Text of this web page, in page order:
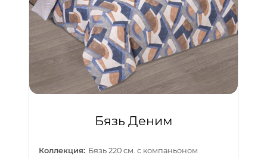
Бязь Деним
Коллекция: Бязь 220 см. с компаньоном